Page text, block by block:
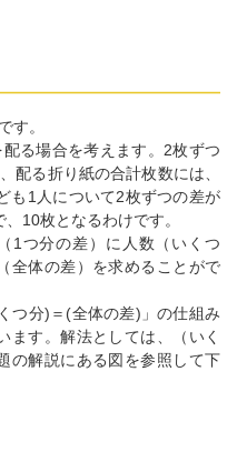
す。
る場合を考えます。2枚ずつ
配る折り紙の合計枚数には、
も1人について2枚ずつの差が
10枚となるわけです。
1つ分の差）に人数（いくつ
全体の差）を求めることがで
つ分)＝(全体の差)」の仕組み
ます。解法としては、（いく
の解説にある図を参照して下